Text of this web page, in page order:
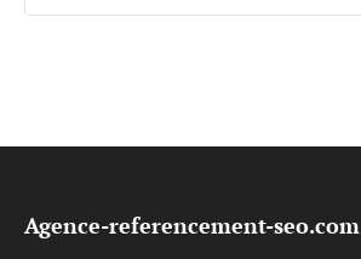
Agence-referencement-seo.com